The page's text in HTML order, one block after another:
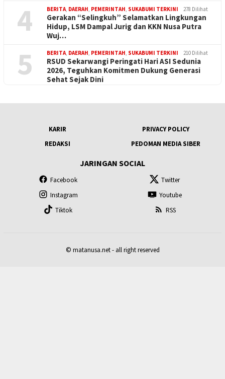
4 BERITA, DAERAH, PEMERINTAH, SUKABUMI TERKINI 278 Dilihat
Gerakan “Selingkuh” Selamatkan Lingkungan
Hidup, LSM Dampal Jurig dan KKN Nusa Putra
Wuj…
5 BERITA, DAERAH, PEMERINTAH, SUKABUMI TERKINI 210 Dilihat
RSUD Sekarwangi Peringati Hari ASI Sedunia
2026, Teguhkan Komitmen Dukung Generasi
Sehat Sejak Dini
KARIR
PRIVACY POLICY
REDAKSI
PEDOMAN MEDIA SIBER
JARINGAN SOCIAL
Facebook
Twitter
Instagram
Youtube
Tiktok
RSS
© matanusa.net - all right reserved